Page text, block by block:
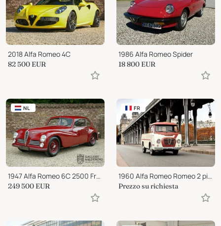
2018 Alfa Romeo 4C
82 500 EUR
1986 Alfa Romeo Spider
18 800 EUR
NL
1947 Alfa Romeo 6C 2500 Freccia d’Oro
249 500 EUR
FR
1960 Alfa Romeo Romeo 2 pick-up Autocarro
Prezzo su richiesta